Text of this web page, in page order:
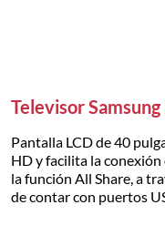
Televisor
Pantalla LCD de 40
HD y facilita la
la función All Share, a
de contar con puertos